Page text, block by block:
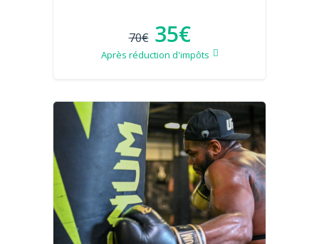
70€ 35€
Après réduction d'impôts